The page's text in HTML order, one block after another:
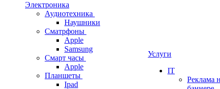
Электроника
Аудиотехника
Наушники
Сматрфоны
Apple
Samsung
Смарт часы
Apple
Планшеты
Ipad
Услуги
IT
Реклама